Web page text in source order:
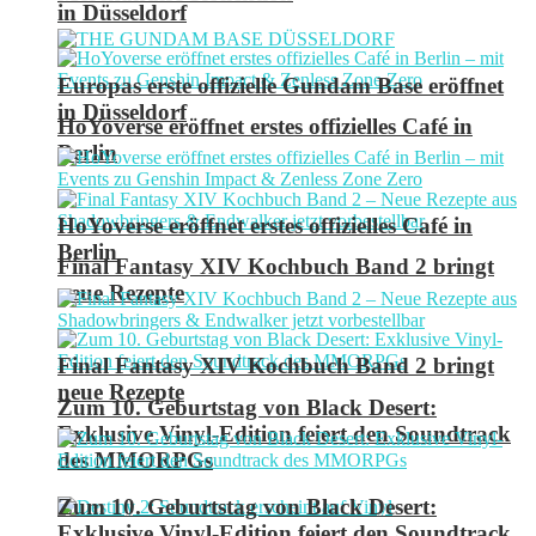
in Düsseldorf
HoYoverse eröffnet erstes offizielles Café in
Berlin
Final Fantasy XIV Kochbuch Band 2 bringt
neue Rezepte
Zum 10. Geburtstag von Black Desert:
Exklusive Vinyl-Edition feiert den Soundtrack
des MMORPGs
Europas erste offizielle Gundam Base eröffnet
in Düsseldorf
HoYoverse eröffnet erstes offizielles Café in
Berlin
Final Fantasy XIV Kochbuch Band 2 bringt
neue Rezepte
Zum 10. Geburtstag von Black Desert: